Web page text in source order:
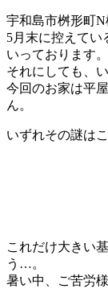
宇和島市桝形町N
5月末に控えてい
いっております。
それにしても、
今回のお家は平
ん。
いずれその謎は
これだけ大きい
う…。
暑い中、ご苦労様